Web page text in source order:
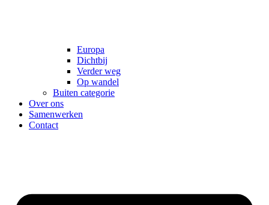
Europa
Dichtbij
Verder weg
Op wandel
Buiten categorie
Over ons
Samenwerken
Contact